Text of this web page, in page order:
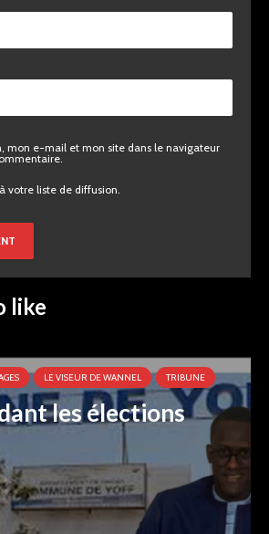
mon e-mail et mon site dans le navigateur
votre liste de diffusion.
like
LE VISEUR DE WANNEL TRIBUNE
les élections